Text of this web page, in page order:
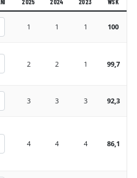
2025
2024
2023
WSK
1 1 1 100
2 2 1 99,7
3 3 3 92,3
4 4 4 86,1